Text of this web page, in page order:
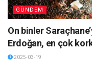
GÜNDEM
On binler
Erdoğan, en çok
2025-03-19